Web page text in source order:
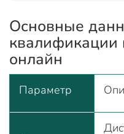
Основные
квалификации
онлайн
Параметр